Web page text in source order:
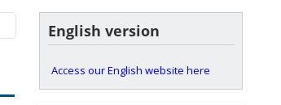
English version
Access our English website here